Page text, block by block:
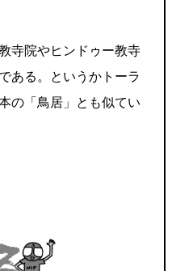
寺院やヒンドゥー教寺
ある。というかトーラ
の「鳥居」とも似てい